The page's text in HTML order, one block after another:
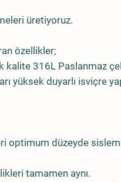
üretiyoruz.
özellikler;
kalite 316L Paslanmaz
yüksek duyarlı isviçre
optimum düzeyde
tamamen aynı.